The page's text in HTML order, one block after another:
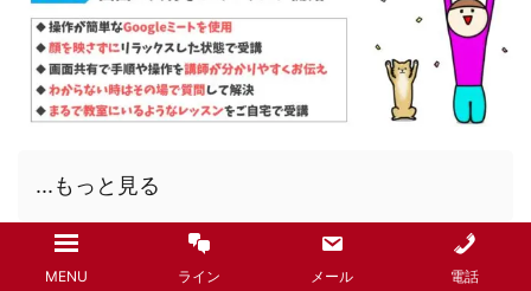
...もっと見る
生徒さんの声
MENU ライン メール 電話